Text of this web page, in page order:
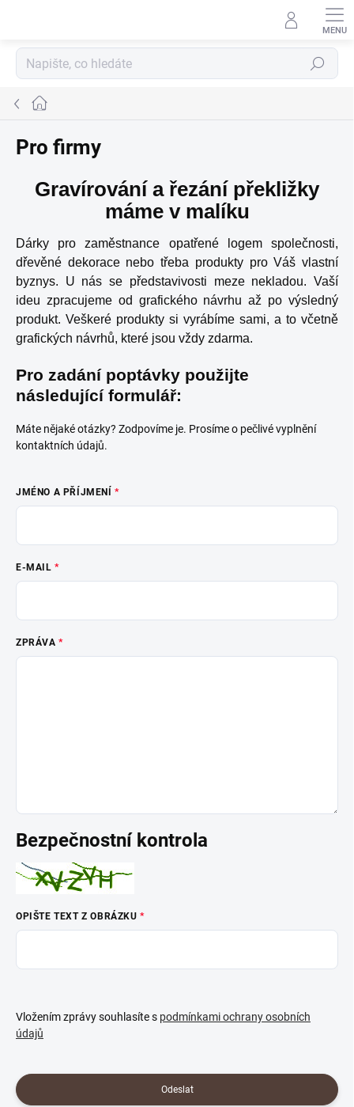
Hledat
Domů
Pro firmy
Gravírování a řezání překližky
máme v malíku
Dárky pro zaměstnance opatřené logem společnosti,
dřevěné dekorace nebo třeba produkty pro Váš vlastní
byznys. U nás se představivosti meze nekladou. Vaší
ideu zpracujeme od grafického návrhu až po výsledný
produkt. Veškeré produkty si vyrábíme sami, a to včetně
grafických návrhů, které jsou vždy zdarma.
Pro zadání poptávky použijte
následující formulář:
Máte nějaké otázky? Zodpovíme je. Prosíme o pečlivé vyplnění
kontaktních údajů.
JMÉNO A PŘÍJMENÍ
E-MAIL
ZPRÁVA
Bezpečnostní kontrola
OPIŠTE TEXT Z OBRÁZKU
Vložením zprávy souhlasíte s podmínkami ochrany osobních
údajů
Odeslat